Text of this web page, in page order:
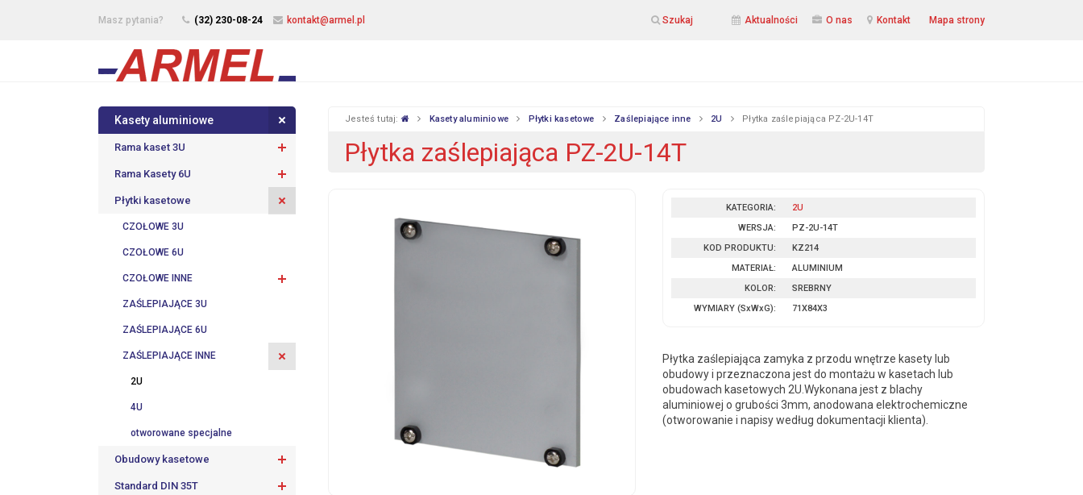
Masz pytania? (32) 230-08-24 kontakt@armel.pl Szukaj Aktualności O nas Kontakt Mapa strony
Kasety aluminiowe
Rama kaset 3U
Rama Kasety 6U
Płytki kasetowe
CZOŁOWE 3U
CZOŁOWE 6U
CZOŁOWE INNE
ZAŚLEPIAJĄCE 3U
ZAŚLEPIAJĄCE 6U
ZAŚLEPIAJĄCE INNE
2U
4U
otworowane specjalne
Obudowy kasetowe
Standard DIN 35T
Jesteś tutaj: Kasety aluminiowe Płytki kasetowe Zaślepiające inne 2U Płytka zaślepiająca PZ-2U-14T
Płytka zaślepiająca PZ-2U-14T
KATEGORIA:
2U
WERSJA:
PZ-2U-14T
KOD PRODUKTU:
KZ214
MATERIAŁ:
ALUMINIUM
KOLOR:
SREBRNY
WYMIARY (SxWxG): 71X84X3
Płytka zaślepiająca zamyka z przodu wnętrze kasety lub
obudowy i przeznaczona jest do montażu w kasetach lub
obudowach kasetowych 2U.Wykonana jest z blachy
aluminiowej o grubości 3mm, anodowana elektrochemiczne
(otworowanie i napisy według dokumentacji klienta).